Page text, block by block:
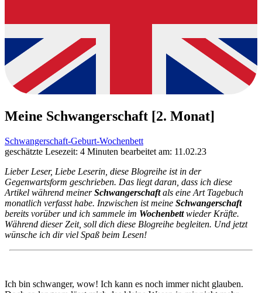
Meine Schwangerschaft [2. Monat]
Schwangerschaft-Geburt-Wochenbett
geschätzte Lesezeit: 4 Minuten bearbeitet am: 11.02.23
Lieber Leser, Liebe Leserin, diese Blogreihe ist in der
Gegenwartsform geschrieben. Das liegt daran, dass ich diese
Artikel während meinerSchwangerschaftals eine Art Tagebuch
monatlich verfasst habe. Inzwischen ist meine Schwangerschaft
bereits vorüber und ich sammele im Wochenbettwieder Kräfte.
Während dieser Zeit, soll dich diese Blogreihe begleiten. Und jetzt
wünsche ich dir viel Spaß beim Lesen!
Ich bin schwanger, wow! Ich kann es noch immer nicht glauben.